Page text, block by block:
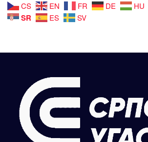
CS EN FR DE HU
SR ES SV